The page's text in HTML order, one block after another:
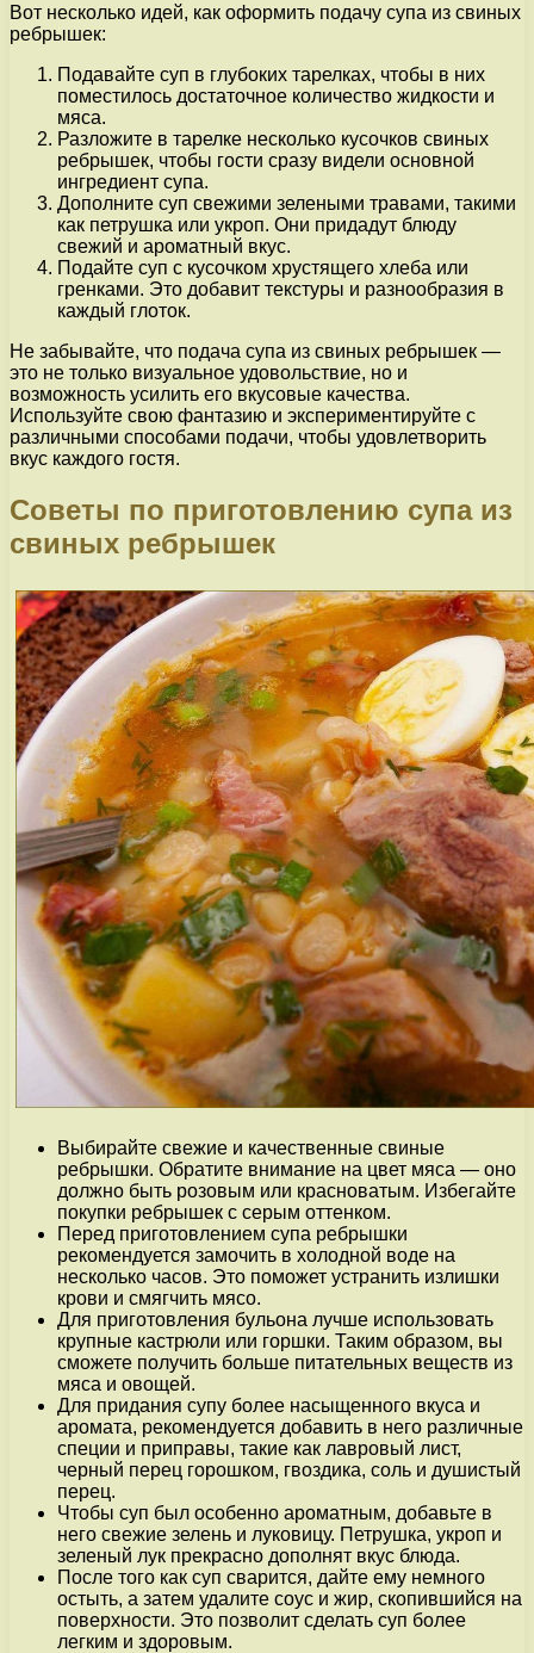
Вот несколько идей, как оформить подачу супа из свиных
ребрышек:
Подавайте суп в глубоких тарелках, чтобы в них
поместилось достаточное количество жидкости и
мяса.
Разложите в тарелке несколько кусочков свиных
ребрышек, чтобы гости сразу видели основной
ингредиент супа.
Дополните суп свежими зелеными травами, такими
как петрушка или укроп. Они придадут блюду
свежий и ароматный вкус.
Подайте суп с кусочком хрустящего хлеба или
гренками. Это добавит текстуры и разнообразия в
каждый глоток.
Не забывайте, что подача супа из свиных ребрышек —
это не только визуальное удовольствие, но и
возможность усилить его вкусовые качества.
Используйте свою фантазию и экспериментируйте с
различными способами подачи, чтобы удовлетворить
вкус каждого гостя.
Советы по приготовлению супа из
свиных ребрышек
Выбирайте свежие и качественные свиные
ребрышки. Обратите внимание на цвет мяса — оно
должно быть розовым или красноватым. Избегайте
покупки ребрышек с серым оттенком.
Перед приготовлением супа ребрышки
рекомендуется замочить в холодной воде на
несколько часов. Это поможет устранить излишки
крови и смягчить мясо.
Для приготовления бульона лучше использовать
крупные кастрюли или горшки. Таким образом, вы
сможете получить больше питательных веществ из
мяса и овощей.
Для придания супу более насыщенного вкуса и
аромата, рекомендуется добавить в него различные
специи и приправы, такие как лавровый лист,
черный перец горошком, гвоздика, соль и душистый
перец.
Чтобы суп был особенно ароматным, добавьте в
него свежие зелень и луковицу. Петрушка, укроп и
зеленый лук прекрасно дополнят вкус блюда.
После того как суп сварится, дайте ему немного
остыть, а затем удалите соус и жир, скопившийся на
поверхности. Это позволит сделать суп более
легким и здоровым.